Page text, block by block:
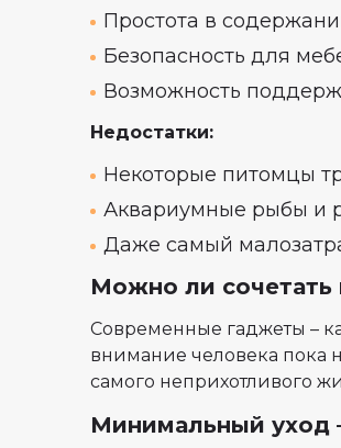
Простота в
Безопасность для
Возможность
Недостатки:
Некоторые питомцы
Аквариумные рыбы и
Даже самый
Можно ли сочетать
Современные гаджеты –
внимание человека пока
самого неприхотливого
Минимальный уход